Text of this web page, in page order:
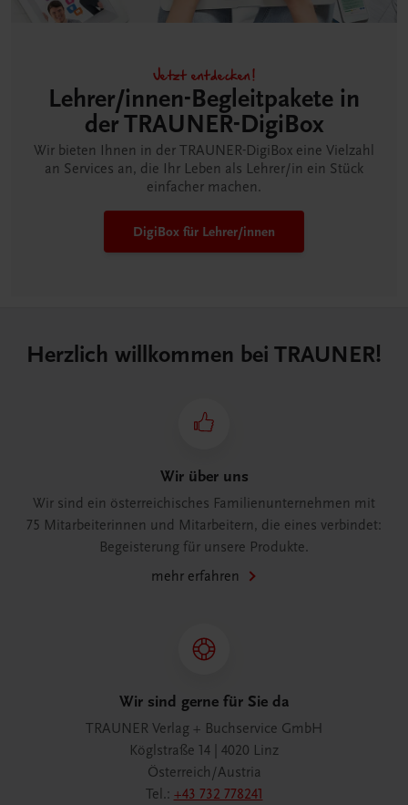
Jetzt entdecken!
Lehrer/innen-Begleitpakete in
der TRAUNER-DigiBox
Wir bieten Ihnen in der TRAUNER-DigiBox eine Vielzahl
an Services an, die Ihr Leben als Lehrer/in ein Stück
einfacher machen.
DigiBox für Lehrer/innen
Herzlich willkommen bei TRAUNER!
Wir über uns
Wir sind ein österreichisches Familienunternehmen mit
75 Mitarbeiterinnen und Mitarbeitern, die eines verbindet:
Begeisterung für unsere Produkte.
mehr erfahren
Wir sind gerne für Sie da
TRAUNER Verlag + Buchservice GmbH
Köglstraße 14 | 4020 Linz
Österreich/Austria
Tel.: +43 732 778241